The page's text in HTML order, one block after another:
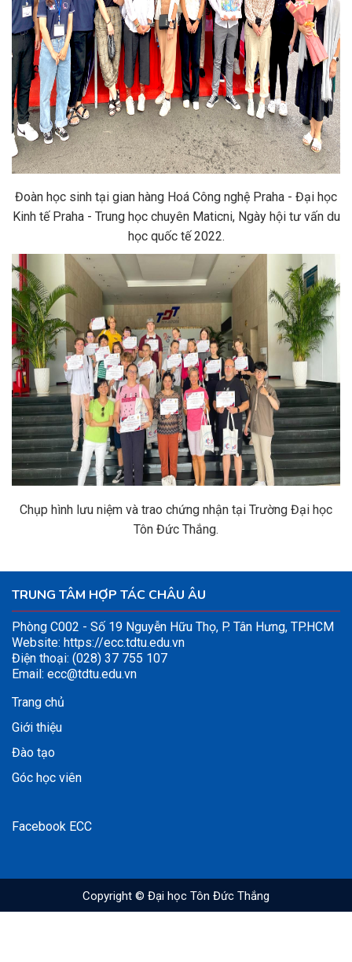
Đoàn học sinh tại gian hàng Hoá Công nghệ Praha - Đại học
Kinh tế Praha - Trung học chuyên Maticni, Ngày hội tư vấn du
học quốc tế 2022.
Chụp hình lưu niệm và trao chứng nhận tại Trường Đại học
Tôn Đức Thắng.
TRUNG TÂM HỢP TÁC CHÂU ÂU
Phòng C002 - Số 19 Nguyễn Hữu Thọ, P. Tân Hưng, TP.HCM
Website: https://ecc.tdtu.edu.vn
Điện thoại: (028) 37 755 107
Email: ecc@tdtu.edu.vn
Trang chủ
Giới thiệu
Đào tạo
Góc học viên
Facebook ECC
Copyright © Đại học Tôn Đức Thắng